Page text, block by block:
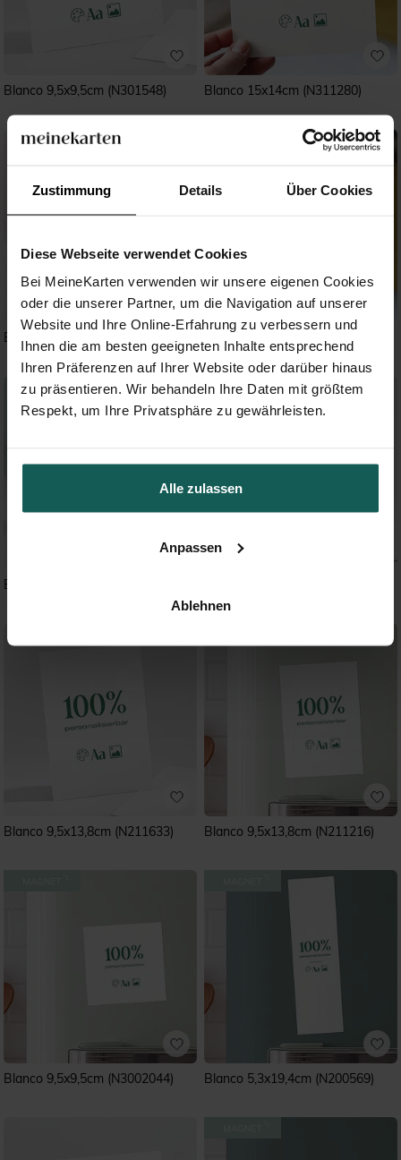
Zustimmung Details Über Cookies
Diese Webseite verwendet Cookies
Bei MeineKarten verwenden wir unsere eigenen Cookies
oder die unserer Partner, um die Navigation auf unserer
Website und Ihre Online-Erfahrung zu verbessern und
Ihnen die am besten geeigneten Inhalte entsprechend
Ihren Präferenzen auf Ihrer Website oder darüber hinaus
zu präsentieren. Wir behandeln Ihre Daten mit größtem
Respekt, um Ihre Privatsphäre zu gewährleisten.
Alle zulassen
Anpassen
Ablehnen
Blanco 9,5x9,5cm (N301548) Blanco 15x14cm (N311280)
Blanco Rund*13,5cm (N321270) Blanco 13,5x13,5cm (N351527)
Blanco 14,5x21cm (N241281)
Blanco 9,5x13,8cm (N211633) Blanco 9,5x13,8cm (N211216)
Blanco 9,5x9,5cm (N3002044) Blanco 5,3x19,4cm (N200569)